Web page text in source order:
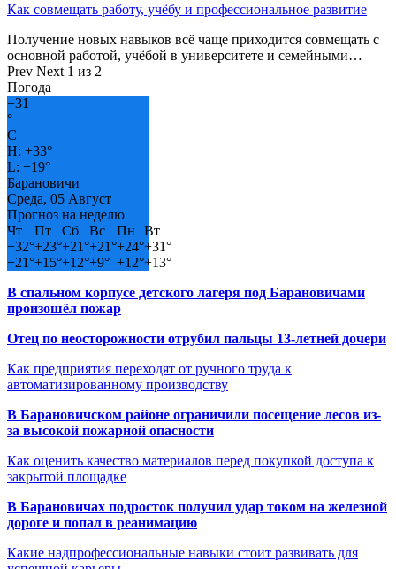
Как совмещать работу, учёбу и профессиональное развитие
Получение новых навыков всё чаще приходится совмещать с
основной работой, учёбой в университете и семейными…
Prev Next 1 из 2
Погода
+31
°
C
H: +33°
L: +19°
Барановичи
Среда, 05 Август
Прогноз на неделю
Чт
Пт Сб Вс Пн
Вт
+32°+23°+21°+21°+24°+31°
+21°+15°+12°+9° +12°+13°
В спальном корпусе детского лагеря под Барановичами
произошёл пожар
Отец по неосторожности отрубил пальцы 13-летней дочери
Как предприятия переходят от ручного труда к
автоматизированному производству
В Барановичском районе ограничили посещение лесов из-
за высокой пожарной опасности
Как оценить качество материалов перед покупкой доступа к
закрытой площадке
В Барановичах подросток получил удар током на железной
дороге и попал в реанимацию
Какие надпрофессиональные навыки стоит развивать для